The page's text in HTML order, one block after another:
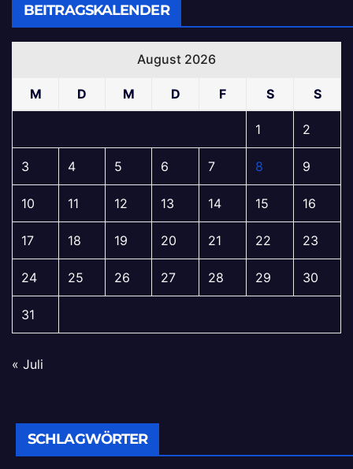
BEITRAGSKALENDER
August 2026
M D M D F S S
1 2
3 4 5 6 7 8 9
10 11 12 13 14 15 16
17 18 19 20 21 22 23
24 25 26 27 28 29 30
31
« Juli
SCHLAGWÖRTER